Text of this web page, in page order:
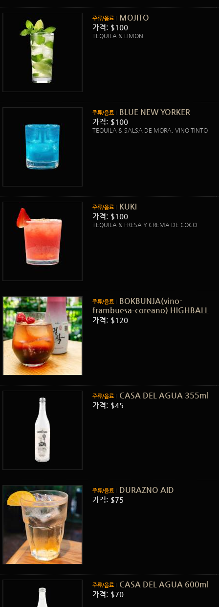
주류/음료 MOJITO
가격: $100
TEQUILA & LIMON
주류/음료 BLUE NEW YORKER
가격: $100
TEQUILA & SALSA DE MORA, VINO TINTO
주류/음료 KUKI
가격: $100
TEQUILA & FRESA Y CREMA DE COCO
주류/음료
BOKBUNJA(vino-
frambuesa-coreano) HIGHBALL
가격: $120
주류/음료 CASA DEL AGUA 355ml
가격: $45
주류/음료 DURAZNO AID
가격: $75
주류/음료 CASA DEL AGUA 600ml
가격: $70